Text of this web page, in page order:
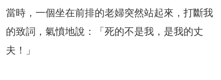
當時，一個坐在前排的老婦突然站起來，打斷我
的致詞，氣憤地說：「死的不是我，是我的丈
夫！」